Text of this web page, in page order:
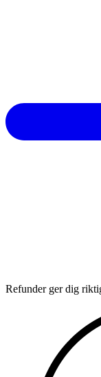
Refunder ger dig